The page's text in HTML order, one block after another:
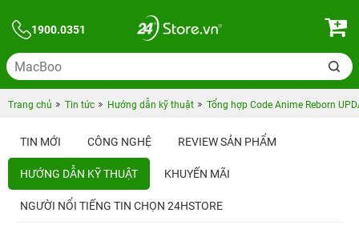
1900.0351
Trang chủ Tin tức Hướng dẫn kỹ thuật Tổng hợp Code Anime Reborn
TIN MỚI CÔNG NGHỆ REVIEW SẢN PHẨM
HƯỚNG DẪN KỸ THUẬT KHUYẾN MÃI
NGƯỜI NỔI TIẾNG TIN CHỌN 24HSTORE